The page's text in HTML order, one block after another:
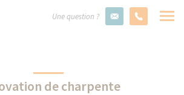
Une question ?
de charpente